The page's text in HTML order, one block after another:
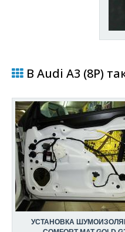
В Audi A3 (8P)
УСТАНОВКА